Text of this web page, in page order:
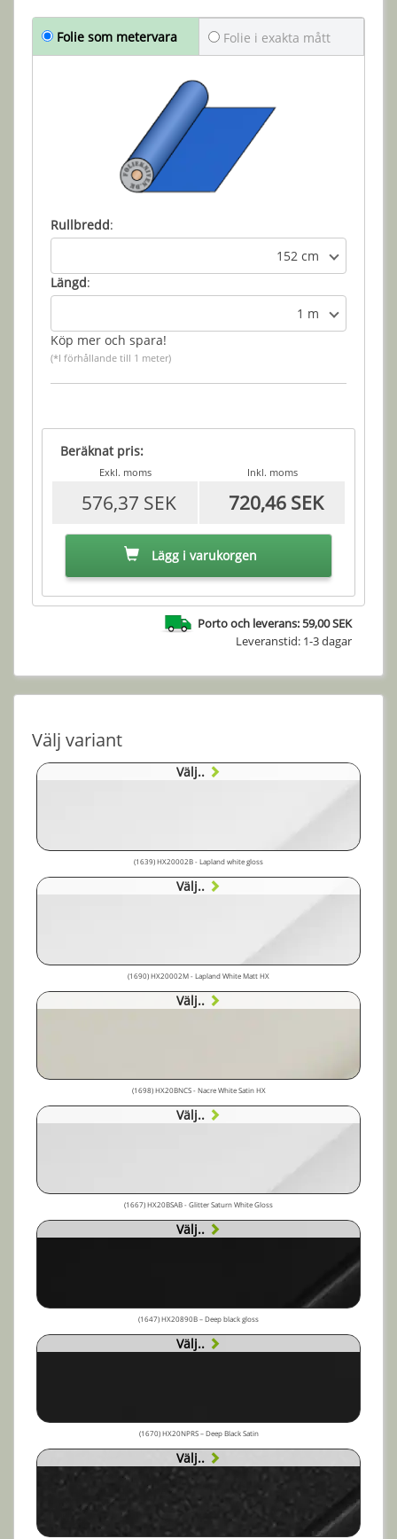
Folie som metervara Folie i exakta mått
Rullbredd:
152 cm
Längd:
1 m
Köp mer och spara!
(*I förhållande till 1 meter)
Beräknat pris:
Exkl. moms Inkl. moms
576,37 SEK 720,46 SEK
Lägg i varukorgen
Porto och leverans: 59,00 SEK
Leveranstid: 1-3 dagar
Välj variant
Välj..
(1639) HX20002B - Lapland white gloss
Välj..
(1690) HX20002M - Lapland White Matt HX
Välj..
(1698) HX20BNCS - Nacre White Satin HX
Välj..
(1667) HX20BSAB - Glitter Saturn White Gloss
Välj..
(1647) HX20890B – Deep black gloss
Välj..
(1670) HX20NPRS – Deep Black Satin
Välj..